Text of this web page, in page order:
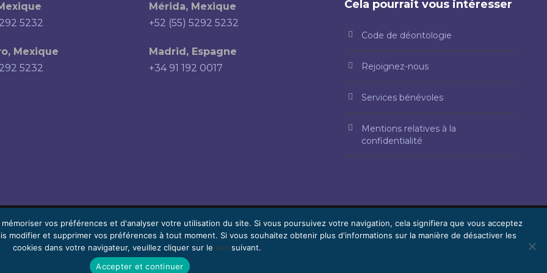
5232
Mexique
5232
Mérida, Mexique
+52 (55) 5292 5232
Madrid, Espagne
+34 91 192 0017
Cela pourrait vous intéresser
Code de déontologie
Rejoignez-nous
Services bénévoles
Mentions relatives à la
confidentialité
varier selon la langue.
Bénévolat Rejoignez-nous Webmail
vos préférences et d'analyser votre utilisation du site. Si vous poursuivez votre navigation, cela signifiera que vous acceptez
modifier et supprimer vos préférences à tout moment. Si vous souhaitez obtenir plus d'informations sur la manière de désactiver les
cookies dans votre navigateur, veuillez cliquer sur le lien suivant.
Accepter et continuer